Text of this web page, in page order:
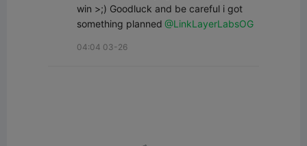
win >;) Goodluck and be careful i got
something planned @LinkLayerLabsOG
04:04 03-26